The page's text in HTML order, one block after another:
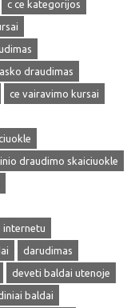
c ce kategorijos
draudimas
ce vairavimo kursai
draudimo skaiciuokle
internetu
darudimas
deveti baldai utenoje
baldai